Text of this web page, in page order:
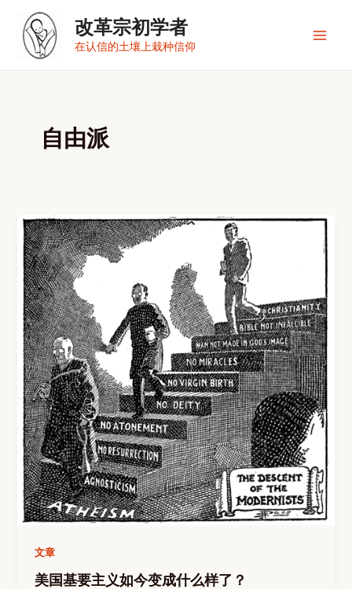
改革宗初学者
在认信的土壤上栽种信仰
自由派
文章
美国基要主义如今变成什么样了？